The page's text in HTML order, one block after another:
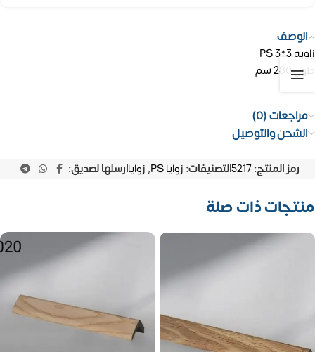
الوصف
زاويه PS 3*3
طول 280 سم
مراجعات (0)
الشحن والتوصيل
رمز المنتج:5217التصنيفات: زوايا PS , زواياارسلها لصديق:
منتجات ذات صلة